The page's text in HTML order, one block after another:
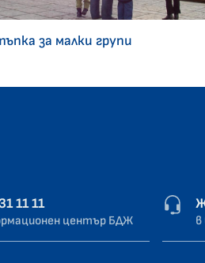
за малки групи
11 11
център БДЖ